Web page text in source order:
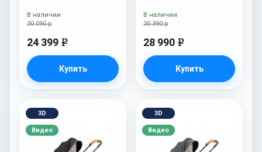
30 090 р
24 399 e
Купить
В наличии
35 390 р
28 990 e
Купить
В наличии
3D
Видео
3D
Видео